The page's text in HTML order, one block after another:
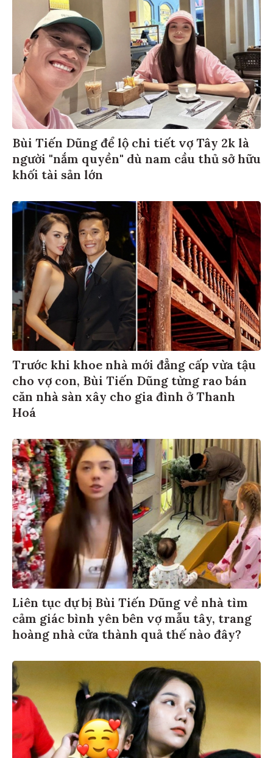
Bùi Tiến Dũng để lộ chi tiết vợ Tây 2k là
người "nắm quyền" dù nam cầu thủ sở hữu
khối tài sản lớn
Trước khi khoe nhà mới đẳng cấp vừa tậu
cho vợ con, Bùi Tiến Dũng từng rao bán
căn nhà sàn xây cho gia đình ở Thanh
Hoá
Liên tục dự bị Bùi Tiến Dũng về nhà tìm
cảm giác bình yên bên vợ mẫu tây, trang
hoàng nhà cửa thành quả thế nào đây?